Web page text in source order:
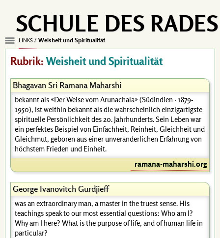
SCHULE DES RADES
LINKS Weisheit und Spiritualität
Rubrik:Weisheit und Spiritualität
Bhagavan Sri Ramana Maharshi
bekannt als «Der Weise vom Arunachala» (Südindien · 1879-
1950), ist weithin bekannt als die wahrscheinlich einzigartigste
spirituelle Persönlichkeit des 20. Jahrhunderts. Sein Leben war
ein perfektes Beispiel von Einfachheit, Reinheit, Gleichheit und
Gleichmut, geboren aus einer unveränderlichen Erfahrung von
höchstem Frieden und Einheit.
ramana-maharshi.org
George Ivanovitch Gurdjieff
was an extraordinary man, a master in the truest sense. His
teachings speak to our most essential questions: Who am I?
Why am I here? What is the purpose of life, and of human life in
particular?